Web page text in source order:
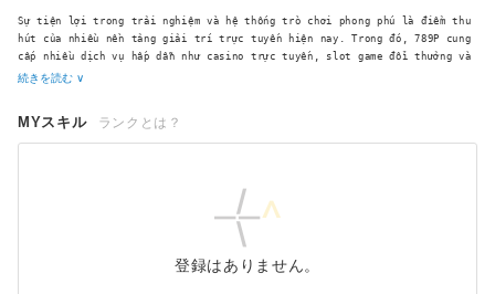
Sự tiện lợi trong trải nghiệm và hệ thống trò chơi phong phú là điểm thu
hút của nhiều nền tảng giải trí trực tuyến hiện nay. Trong đó, 789P cung
cấp nhiều dịch vụ hấp dẫn như casino trực tuyến, slot game đổi thưởng và
続きを読む ∨
MYスキル ランクとは？
登録はありません。